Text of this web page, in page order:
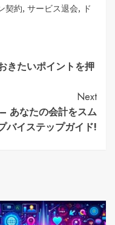
契約, サービス退会, ド
きたいポイントを押
Next
あなたの会計をスム
バイステップガイド!